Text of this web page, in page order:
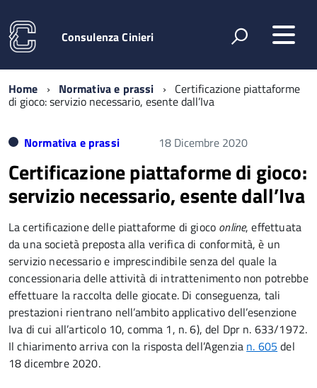
Consulenza Cinieri
Home Normativa e prassi Certificazione piattaforme
di gioco: servizio necessario, esente dall’Iva
Normativa e prassi 18 Dicembre 2020
Certificazione piattaforme di gioco:
servizio necessario, esente dall’Iva
La certificazione delle piattaforme di gioco online, effettuata
da una società preposta alla verifica di conformità, è un
servizio necessario e imprescindibile senza del quale la
concessionaria delle attività di intrattenimento non potrebbe
effettuare la raccolta delle giocate. Di conseguenza, tali
prestazioni rientrano nell’ambito applicativo dell’esenzione
Iva di cui all’articolo 10, comma 1, n. 6), del Dpr n. 633/1972.
Il chiarimento arriva con la risposta dell’Agenzia n. 605 del
18 dicembre 2020.